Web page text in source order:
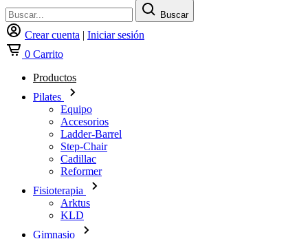
Buscar
Crear cuenta | Iniciar sesión
0 Carrito
Productos
Pilates
Equipo
Accesorios
Ladder-Barrel
Step-Chair
Cadillac
Reformer
Fisioterapia
Arktus
KLD
Gimnasio